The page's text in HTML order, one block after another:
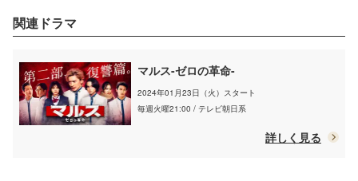
関連ドラマ
マルス-ゼロの革命-
2024年01月23日（火）スタート
毎週火曜21:00 / テレビ朝日系
詳しく見る